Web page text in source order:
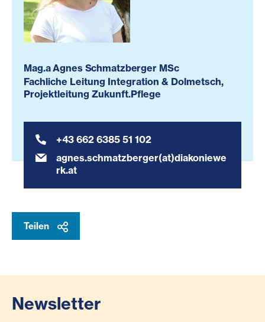
Mag.a Agnes Schmatzberger MSc
Fachliche Leitung Integration & Dolmetsch,
Projektleitung Zukunft.Pflege
+43 662 6385 51 102
agnes.schmatzberger(at)diakoniewe
rk.at
Teilen
Newsletter